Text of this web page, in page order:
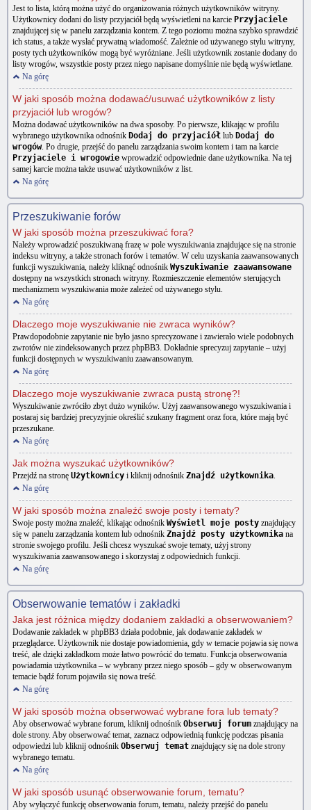
Jest to lista, którą można użyć do organizowania różnych użytkowników witryny.
Użytkownicy dodani do listy przyjaciół będą wyświetleni na karcie Przyjaciele
znajdującej się w panelu zarządzania kontem. Z tego poziomu można szybko sprawdzić
ich status, a także wysłać prywatną wiadomość. Zależnie od używanego stylu witryny,
posty tych użytkowników mogą być wyróżniane. Jeśli użytkownik zostanie dodany do
listy wrogów, wszystkie posty przez niego napisane domyślnie nie będą wyświetlane.
Na górę
W jaki sposób można dodawać/usuwać użytkowników z listy
przyjaciół lub wrogów?
Można dodawać użytkowników na dwa sposoby. Po pierwsze, klikając w profilu
wybranego użytkownika odnośnik Dodaj do przyjaciół lub Dodaj do
wrogów. Po drugie, przejść do panelu zarządzania swoim kontem i tam na karcie
Przyjaciele i wrogowie wprowadzić odpowiednie dane użytkownika. Na tej
samej karcie można także usuwać użytkowników z list.
Na górę
Przeszukiwanie forów
W jaki sposób można przeszukiwać fora?
Należy wprowadzić poszukiwaną frazę w pole wyszukiwania znajdujące się na stronie
indeksu witryny, a także stronach forów i tematów. W celu uzyskania zaawansowanych
funkcji wyszukiwania, należy kliknąć odnośnik Wyszukiwanie zaawansowane
dostępny na wszystkich stronach witryny. Rozmieszczenie elementów sterujących
mechanizmem wyszukiwania może zależeć od używanego stylu.
Na górę
Dlaczego moje wyszukiwanie nie zwraca wyników?
Prawdopodobnie zapytanie nie było jasno sprecyzowane i zawierało wiele podobnych
zwrotów nie zindeksowanych przez phpBB3. Dokładnie sprecyzuj zapytanie – użyj
funkcji dostępnych w wyszukiwaniu zaawansowanym.
Na górę
Dlaczego moje wyszukiwanie zwraca pustą stronę?!
Wyszukiwanie zwróciło zbyt dużo wyników. Użyj zaawansowanego wyszukiwania i
postaraj się bardziej precyzyjnie określić szukany fragment oraz fora, które mają być
przeszukane.
Na górę
Jak można wyszukać użytkowników?
Przejdź na stronę Użytkownicy i kliknij odnośnik Znajdź użytkownika.
Na górę
W jaki sposób można znaleźć swoje posty i tematy?
Swoje posty można znaleźć, klikając odnośnik Wyświetl moje posty znajdujący
się w panelu zarządzania kontem lub odnośnik Znajdź posty użytkownika na
stronie swojego profilu. Jeśli chcesz wyszukać swoje tematy, użyj strony
wyszukiwania zaawansowanego i skorzystaj z odpowiednich funkcji.
Na górę
Obserwowanie tematów i zakładki
Jaka jest różnica między dodaniem zakładki a obserwowaniem?
Dodawanie zakładek w phpBB3 działa podobnie, jak dodawanie zakładek w
przeglądarce. Użytkownik nie dostaje powiadomienia, gdy w temacie pojawia się nowa
treść, ale dzięki zakładkom może łatwo powrócić do tematu. Funkcja obserwowania
powiadamia użytkownika – w wybrany przez niego sposób – gdy w obserwowanym
temacie bądź forum pojawiła się nowa treść.
Na górę
W jaki sposób można obserwować wybrane fora lub tematy?
Aby obserwować wybrane forum, kliknij odnośnik Obserwuj forum znajdujący na
dole strony. Aby obserwować temat, zaznacz odpowiednią funkcję podczas pisania
odpowiedzi lub kliknij odnośnik Obserwuj temat znajdujący się na dole strony
wybranego tematu.
Na górę
W jaki sposób usunąć obserwowanie forum, tematu?
Aby wyłączyć funkcję obserwowania forum, tematu, należy przejść do panelu